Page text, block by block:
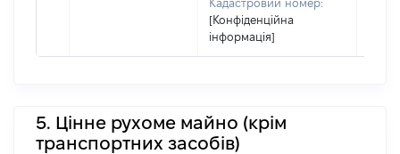
Кадастровий номер:
[Конфіденційна
інформація]
5. Цінне рухоме майно (крім
транспортних засобів)